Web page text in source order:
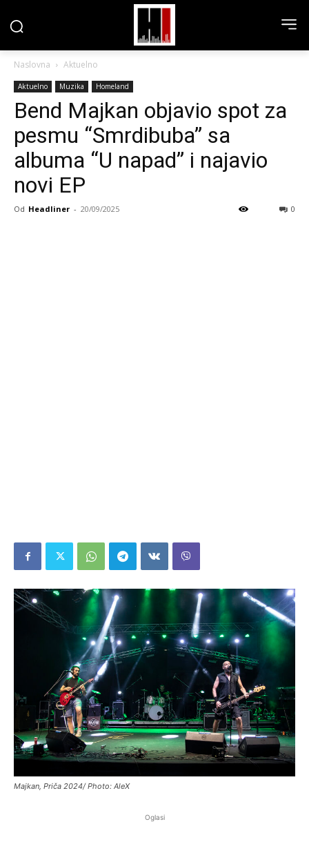
Naslovna Aktuelno
Aktuelno Muzika Homeland
Bend Majkan objavio spot za
pesmu “Smrdibuba” sa
albuma “U napad” i najavio
novi EP
Od Headliner - 20/09/2025 0
Majkan, Priča 2024/ Photo: AleX
Oglasi